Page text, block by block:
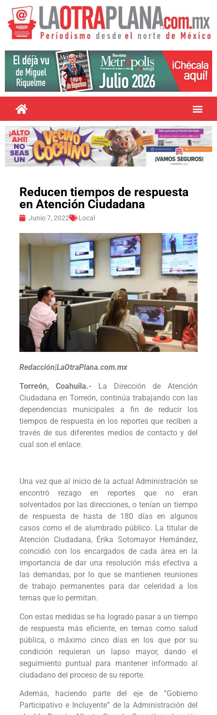
Reducen tiempos de respuesta
en Atención Ciudadana
Junio 7, 2022 Local
Redacción|LaOtraPlana.com.mx
Torreón, Coahuila.- La Dirección de Atención
Ciudadana en Torreón, continúa trabajando con las
dependencias municipales a fin de reducir los
tiempos de respuesta en los reportes que reciben a
través de sus diferentes medios de contacto y del
cual son el enlace.
Una vez que al inicio de la actual Administración se
encontró rezago en reportes que no eran
solventados por las direcciones, o tenían un tiempo
de respuesta de hasta de 180 días en algunos
casos como el de alumbrado público. La titular de
Atención Ciudadana, Érika Sotomayor Hernández,
coincidió con los encargados de cada área en la
importancia de dar una resolución más efectiva a
las demandas, por lo que se mantienen reuniones
de trabajo permanentes para dar celeridad a los
temas que lo permitan.
Con estas medidas se ha logrado pasar a un tiempo
de respuesta más eficiente, en temas como salud
pública, o máximo cinco días en los que por su
condición requieran un lapso mayor, dando el
seguimiento puntual para mantener informado al
ciudadano del proceso de su reporte.
Además, haciendo parte del eje de “Gobierno
Participativo e Incluyente” de la Administración del